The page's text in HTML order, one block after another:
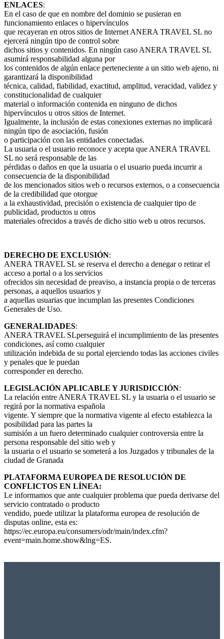
ENLACES:
En el caso de que en nombre del dominio se pusieran en
funcionamiento enlaces o hipervínculos
que recayeran en otros sitios de Internet ANERA TRAVEL SL no
ejercerá ningún tipo de control sobre
dichos sitios y contenidos. En ningún caso ANERA TRAVEL SL
asumirá responsabilidad alguna por
los contenidos de algún enlace perteneciente a un sitio web ajeno, ni
garantizará la disponibilidad
técnica, calidad, fiabilidad, exactitud, amplitud, veracidad, validez y
constitucionalidad de cualquier
material o información contenida en ninguno de dichos
hipervínculos u otros sitios de Internet.
Igualmente, la inclusión de estas conexiones externas no implicará
ningún tipo de asociación, fusión
o participación con las entidades conectadas.
La usuaria o el usuario reconoce y acepta que ANERA TRAVEL
SL no será responsable de las
pérdidas o daños en que la usuaria o el usuario pueda incurrir a
consecuencia de la disponibilidad
de los mencionados sitios web o recursos externos, o a consecuencia
de la credibilidad que otorgue
a la exhaustividad, precisión o existencia de cualquier tipo de
publicidad, productos u otros
materiales ofrecidos a través de dicho sitio web u otros recursos.
DERECHO DE EXCLUSIÓN:
ANERA TRAVEL SL se reserva el derecho a denegar o retirar el
acceso a portal o a los servicios
ofrecidos sin necesidad de preaviso, a instancia propia o de terceras
personas, a aquellos usuarios y
a aquellas usuarias que incumplan las presentes Condiciones
Generales de Uso.
GENERALIDADES:
ANERA TRAVEL SLperseguirá el incumplimiento de las presentes
condiciones, así como cualquier
utilización indebida de su portal ejerciendo todas las acciones civiles
y penales que le puedan
corresponder en derecho.
LEGISLACIÓN APLICABLE Y JURISDICCIÓN:
La relación entre ANERA TRAVEL SL y la usuaria o el usuario se
regirá por la normativa española
vigente. Y siempre que la normativa vigente al efecto establezca la
posibilidad para las partes la
sumisión a un fuero determinado cualquier controversia entre la
persona responsable del sitio web y
la usuaria o el usuario se someterá a los Juzgados y tribunales de la
ciudad de Granada
PLATAFORMA EUROPEA DE RESOLUCIÓN DE
CONFLICTOS EN LÍNEA:
Le informamos que ante cualquier problema que pueda derivarse del
servicio contratado o producto
vendido, puede utilizar la plataforma europea de resolución de
disputas online, esta es:
https://ec.europa.eu/consumers/odr/main/index.cfm?
event=main.home.show&lng=ES.